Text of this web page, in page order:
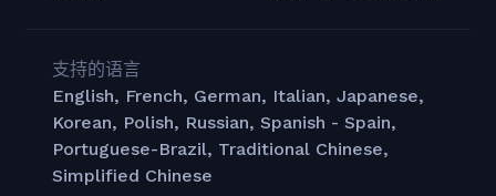
支持的语言
English, French, German, Italian, Japanese,
Korean, Polish, Russian, Spanish - Spain,
Portuguese-Brazil, Traditional Chinese,
Simplified Chinese